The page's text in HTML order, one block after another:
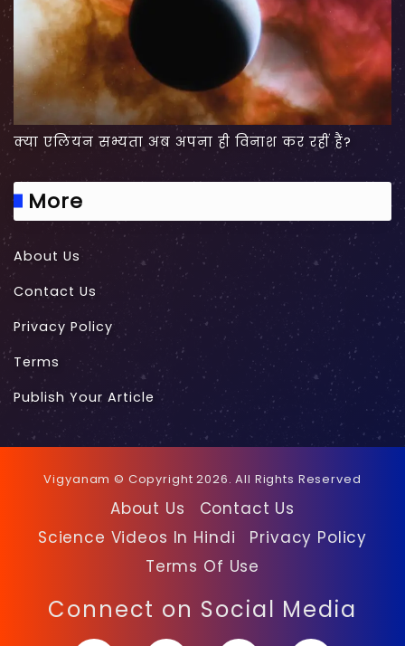
क्या एलियन सभ्यता अब अपना ही विनाश कर रहीं हैं?
More
About Us
Contact Us
Privacy Policy
Terms
Publish Your Article
Vigyanam © Copyright 2026. All Rights Reserved
About Us
Contact Us
Science Videos In Hindi
Privacy Policy
Terms Of Use